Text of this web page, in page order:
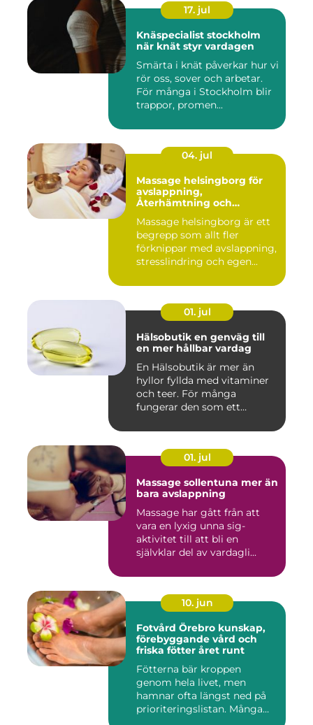
17. jul
Knäspecialist stockholm
när knät styr vardagen
Smärta i knät påverkar hur vi
rör oss, sover och arbetar.
För många i Stockholm blir
trappor, promen...
04. jul
Massage helsingborg för
avslappning,
Återhämtning och
Massage helsingborg är ett
begrepp som allt fler
förknippar med avslappning,
stresslindring och egen...
01. jul
Hälsobutik en genväg till
en mer hållbar vardag
En Hälsobutik är mer än
hyllor fyllda med vitaminer
och teer. För många
fungerar den som ett
01. jul
Massage sollentuna mer än
bara avslappning
Massage har gått från att
vara en lyxig unna sig-
aktivitet till att bli en
självklar del av vardagli...
10. jun
Fotvård Örebro kunskap,
förebyggande vård och
friska fötter året runt
Fötterna bär kroppen
genom hela livet, men
hamnar ofta längst ned på
prioriteringslistan. Många